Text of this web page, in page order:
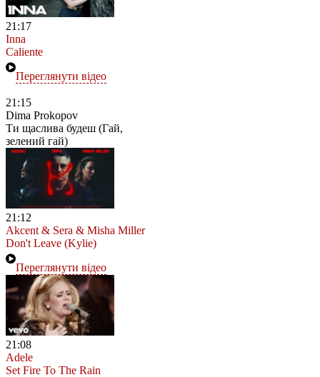
21:17
Inna
Caliente
Переглянути відео
21:15
Dima Prokopov
Ти щаслива будеш (Гай,
зелений гай)
21:12
Akcent & Sera & Misha Miller
Don't Leave (Kylie)
Переглянути відео
21:08
Adele
Set Fire To The Rain